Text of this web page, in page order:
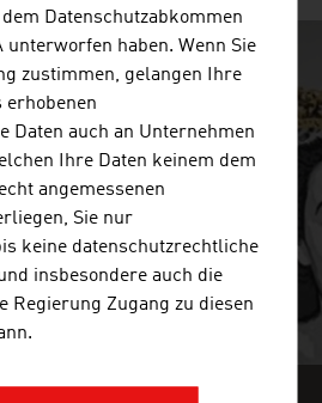
INGENIOUS
Datenschutzabkommen
unterworfen haben. Wenn Sie
zustimmen, gelangen Ihre
erhobenen
Daten auch an Unternehmen
Ihre Daten keinem dem
angemessenen
Sie nur
keine datenschutzrechtliche
insbesondere auch die
Regierung Zugang zu diesen